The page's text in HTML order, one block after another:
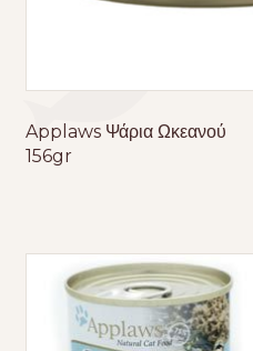
Applaws Ψάρια Ωκεανού
156gr